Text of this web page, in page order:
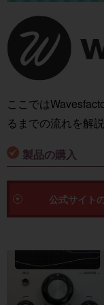
ここでは
るまでの流れを解説
製品の購入
公式サイト